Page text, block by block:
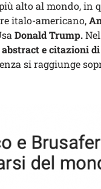
alto al mondo, in
italo-americano,
Donald Trump.
e citazioni
si raggiunge